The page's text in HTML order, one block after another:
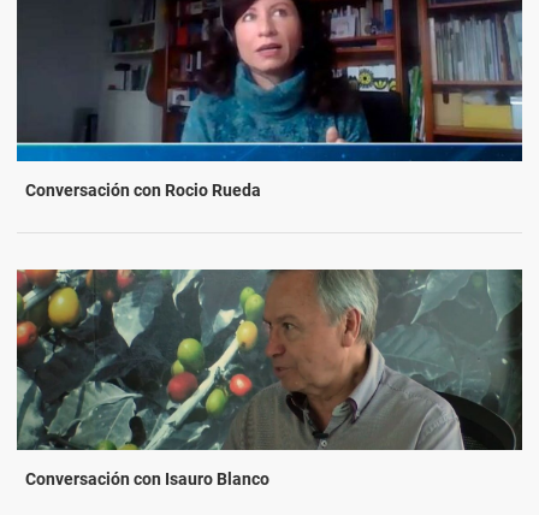
Conversación con Rocio Rueda
Conversación con Isauro Blanco